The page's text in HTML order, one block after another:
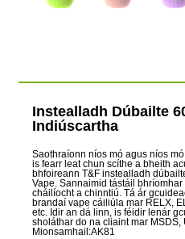
Instealladh Dúbailte
Indiúscartha
Saothraíonn níos mó agus níos
is fearr leat chun scíthe a bheith
bhfoireann T&F instealladh
Vape. Sannaimid tástáil
cháilíocht a chinntiú. Tá ár
brandaí vape cáiliúla mar RELX,
etc. Idir an dá linn, is féidir lenár
sholáthar do na cliaint mar MSDS,
Mionsamhail:AK81